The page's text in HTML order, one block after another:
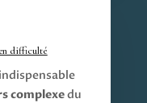
difficulté
complexedu